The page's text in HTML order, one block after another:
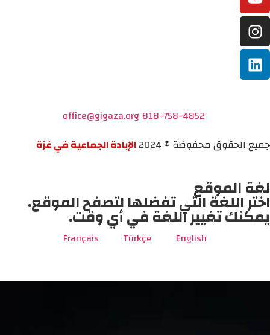
818-758-4852
office@gigaza.org
جميع الحقوق محفوظة © 2024
الإبادة الجماعية في غزة
لغة الموقع
اختر اللغة التي تفضلها لتصفح الموقع.
يمكنك تغيير اللغة في أي وقت.
English
Türkçe
Français